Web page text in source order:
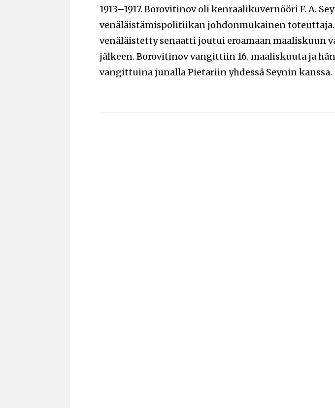
1913–1917. Borovitinov oli kenraalikuvernööri F. A.
venäläistämispolitiikan johdonmukainen toteuttaja.
venäläistetty senaatti joutui eroamaan maaliskuun
jälkeen. Borovitinov vangittiin 16. maaliskuuta ja
vangittuina junalla Pietariin yhdessä Seynin kanssa.